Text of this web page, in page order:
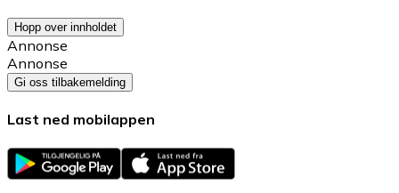
Hopp over innholdet
Annonse
Annonse
Gi oss tilbakemelding
Last ned mobilappen